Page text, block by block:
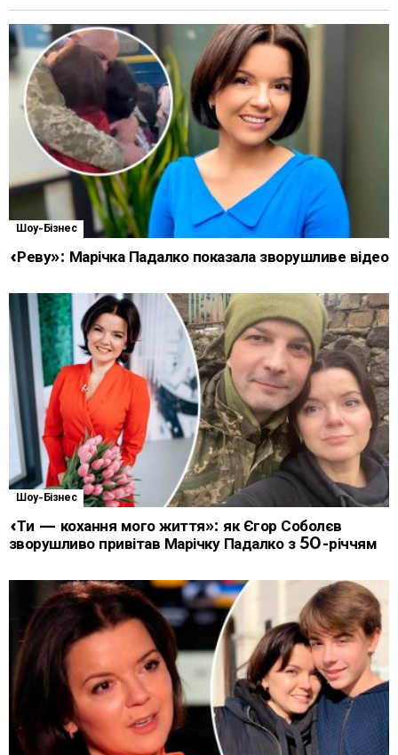
Шоу-Бізнес
«Реву»: Марічка Падалко показала зворушливе відео
Шоу-Бізнес
«Ти — кохання мого життя»: як Єгор Соболєв
зворушливо привітав Марічку Падалко з 50-річчям